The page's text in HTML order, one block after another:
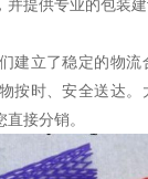
提供专业的包装建
建立了稳定的物流
按时、安全送达。
接分销。